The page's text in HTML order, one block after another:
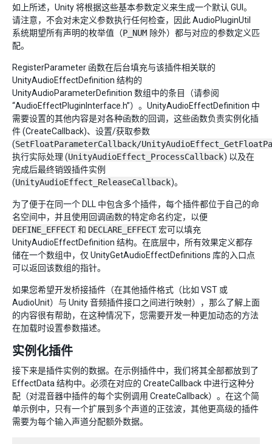
如上所述，Unity 将根据这些基本参数定义来生成一个默认 GUI。
请注意，不会对未定义参数执行任何检查，因此 AudioPluginUtil
系统期望所有声明的枚举值（P_NUM 除外）都与对应的参数定义匹
配。
RegisterParameter 函数在后台填充与该插件相关联的
UnityAudioEffectDefinition 结构的
UnityAudioParameterDefinition 数组中的条目（请参阅
“AudioEffectPluginInterface.h”）。UnityAudioEffectDefinition 中
需要设置的其他内容是对各种函数的回调，这些函数负责实例化插
件 (CreateCallback)、设置/获取参数
(SetFloatParameterCallback/
执行实际处理 (UnityAudioEffect_ProcessCallback) 以及在
完成后最终销毁插件实例
(UnityAudioEffect_ReleaseCallback)。
为了便于在同一个 DLL 中包含多个插件，每个插件都位于自己的命
名空间中，并且使用回调函数的特定命名约定，以便
DEFINE_EFFECT 和 DECLARE_EFFECT 宏可以填充
UnityAudioEffectDefinition 结构。在底层中，所有效果定义都存
储在一个数组中，仅 UnityGetAudioEffectDefinitions 库的入口点
可以返回该数组的指针。
如果您希望开发桥接插件（在其他插件格式（比如 VST 或
AudioUnit）与 Unity 音频插件接口之间进行映射），那么了解上面
的内容很有帮助，在这种情况下，您需要开发一种更加动态的方法
在加载时设置参数描述。
实例化插件
接下来是插件实例的数据。在示例插件中，我们将其全部都放到了
EffectData 结构中。必须在对应的 CreateCallback 中进行这种分
配（对混音器中插件的每个实例调用 CreateCallback）。在这个简
单示例中，只有一个扩展到多个声道的正弦波，其他更高级的插件
需要为每个输入声道分配额外数据。